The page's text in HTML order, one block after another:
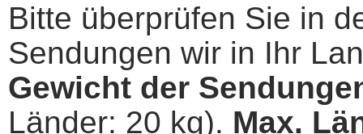
Bitte überprüfen Sie in
Sendungen wir in Ihr
Gewicht der
Länder: 20 kg). Max.